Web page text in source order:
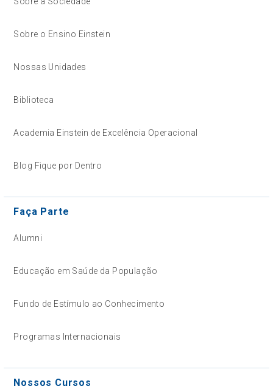
Sobre o Ensino Einstein
Nossas Unidades
Biblioteca
Academia Einstein de Excelência Operacional
Blog Fique por Dentro
Faça Parte
Alumni
Educação em Saúde da População
Fundo de Estímulo ao Conhecimento
Programas Internacionais
Nossos Cursos